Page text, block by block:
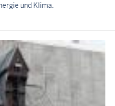
und Klima.